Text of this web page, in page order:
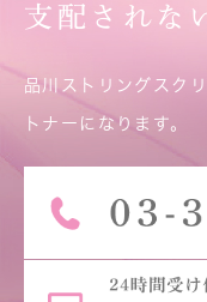
支配されな
品川ストリングスク
トナーになります。